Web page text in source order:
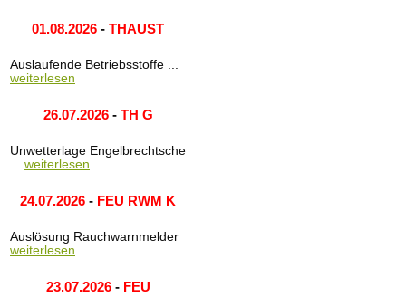
01.08.2026 - THAUST
Auslaufende Betriebsstoffe ...
weiterlesen
26.07.2026- TH G
Unwetterlage Engelbrechtsche
... weiterlesen
24.07.2026 - FEU RWM K
Auslösung Rauchwarnmelder
weiterlesen
23.07.2026- FEU